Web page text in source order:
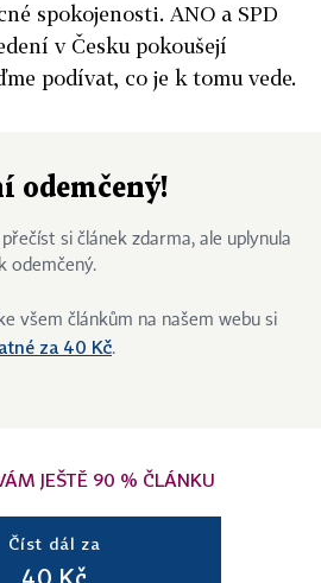
spokojenosti. ANO a SPD
v Česku pokoušejí
podívat, co je k tomu vede.
odemčený!
si článek zdarma, ale uplynula
odemčený.
všem článkům na našem webu si
za 40 Kč.
JEŠTĚ 90 % ČLÁNKU
Číst dál za
40 Kč